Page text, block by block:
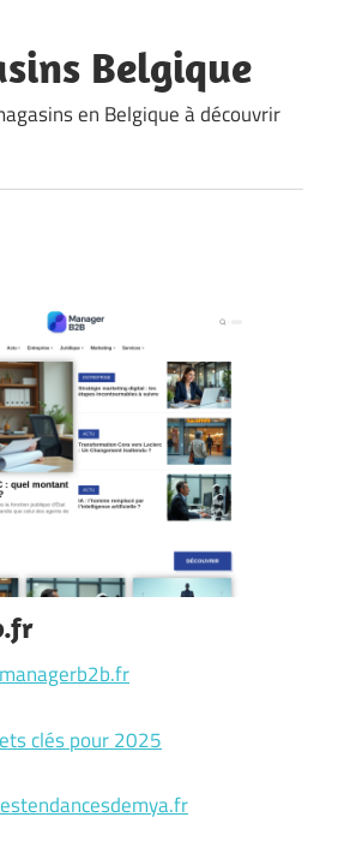
Belgique
en Belgique à découvrir
clés pour 2025